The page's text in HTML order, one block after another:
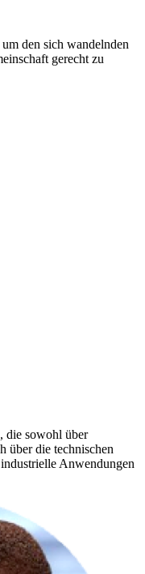
den sich wandelnden
gerecht zu
die sowohl über
über die technischen
Anwendungen